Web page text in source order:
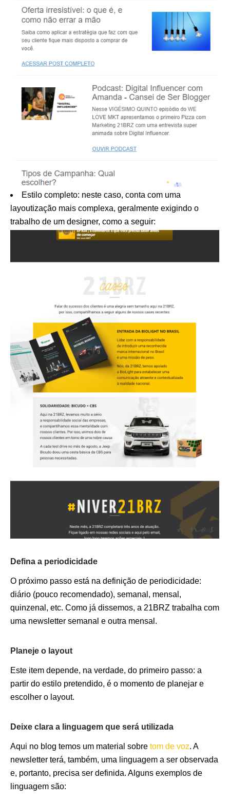
Estilo completo: neste caso, conta com uma
layoutização mais complexa, geralmente exigindo o
trabalho de um designer, como a seguir:
Defina a periodicidade
O próximo passo está na definição de periodicidade:
diário (pouco recomendado), semanal, mensal,
quinzenal, etc. Como já dissemos, a 21BRZ trabalha com
uma newsletter semanal e outra mensal.
Planeje o layout
Este item depende, na verdade, do primeiro passo: a
partir do estilo pretendido, é o momento de planejar e
escolher o layout.
Deixe clara a linguagem que será utilizada
Aqui no blog temos um material sobre tom de voz. A
newsletter terá, também, uma linguagem a ser observada
e, portanto, precisa ser definida. Alguns exemplos de
linguagem são: